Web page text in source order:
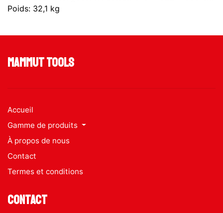
Poids: 32,1 kg
Mammut Tools
Accueil
Gamme de produits
À propos de nous
Contact
Termes et conditions
Contact